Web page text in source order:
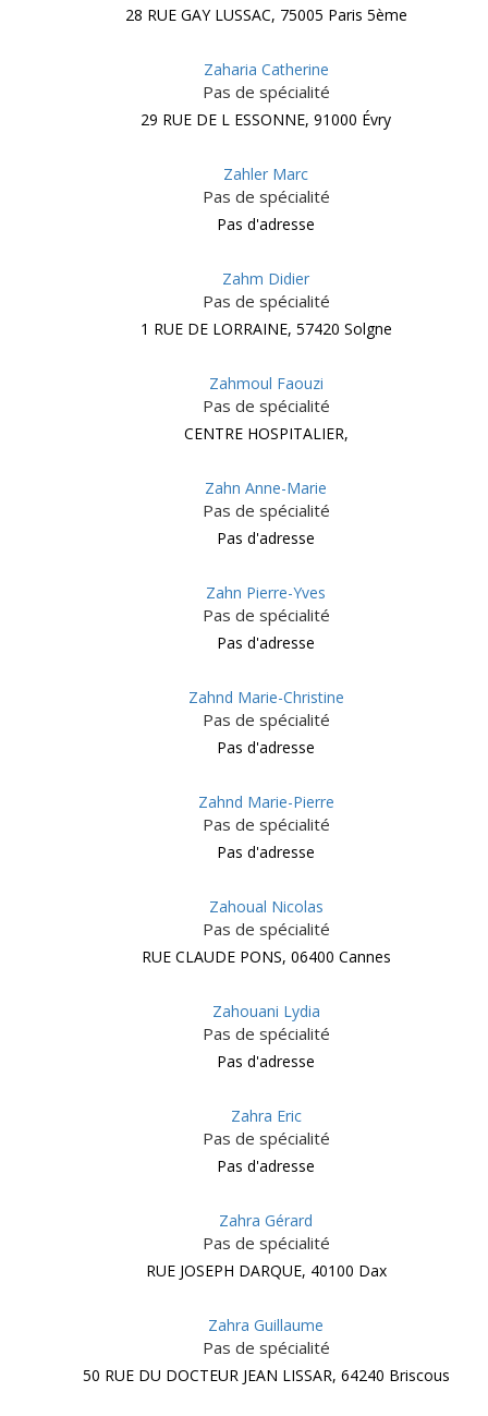
28 RUE GAY LUSSAC, 75005 Paris 5ème
Zaharia Catherine
Pas de spécialité
29 RUE DE L ESSONNE, 91000 Évry
Zahler Marc
Pas de spécialité
Pas d'adresse
Zahm Didier
Pas de spécialité
1 RUE DE LORRAINE, 57420 Solgne
Zahmoul Faouzi
Pas de spécialité
CENTRE HOSPITALIER,
Zahn Anne-Marie
Pas de spécialité
Pas d'adresse
Zahn Pierre-Yves
Pas de spécialité
Pas d'adresse
Zahnd Marie-Christine
Pas de spécialité
Pas d'adresse
Zahnd Marie-Pierre
Pas de spécialité
Pas d'adresse
Zahoual Nicolas
Pas de spécialité
RUE CLAUDE PONS, 06400 Cannes
Zahouani Lydia
Pas de spécialité
Pas d'adresse
Zahra Eric
Pas de spécialité
Pas d'adresse
Zahra Gérard
Pas de spécialité
RUE JOSEPH DARQUE, 40100 Dax
Zahra Guillaume
Pas de spécialité
50 RUE DU DOCTEUR JEAN LISSAR, 64240 Briscous